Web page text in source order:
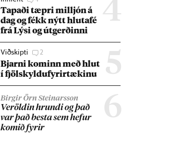
4
Tap­aði tæpri millj­ón á
dag og fékk nýtt hluta­fé
frá Lýsi og út­gerð­inni
5
Viðskipti 2
Bjarni kom­inn með hlut
í fjöl­skyldu­fyr­ir­tæk­inu
6
Birgir Örn Steinarsson
Ver­öld­in hrundi og það
var það besta sem hef­ur
kom­ið fyr­ir